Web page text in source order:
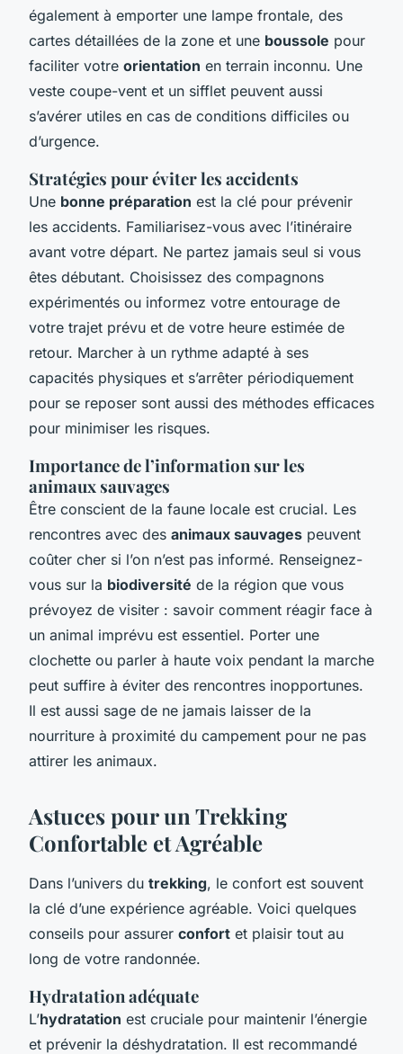
également à emporter une lampe frontale, des
cartes détaillées de la zone et une boussole pour
faciliter votre orientation en terrain inconnu. Une
veste coupe-vent et un sifflet peuvent aussi
s’avérer utiles en cas de conditions difficiles ou
d’urgence.
Stratégies pour éviter les accidents
Une bonne préparation est la clé pour prévenir
les accidents. Familiarisez-vous avec l’itinéraire
avant votre départ. Ne partez jamais seul si vous
êtes débutant. Choisissez des compagnons
expérimentés ou informez votre entourage de
votre trajet prévu et de votre heure estimée de
retour. Marcher à un rythme adapté à ses
capacités physiques et s’arrêter périodiquement
pour se reposer sont aussi des méthodes efficaces
pour minimiser les risques.
Importance de l’information sur les
animaux sauvages
Être conscient de la faune locale est crucial. Les
rencontres avec des animaux sauvages peuvent
coûter cher si l’on n’est pas informé. Renseignez-
vous sur la biodiversité de la région que vous
prévoyez de visiter : savoir comment réagir face à
un animal imprévu est essentiel. Porter une
clochette ou parler à haute voix pendant la marche
peut suffire à éviter des rencontres inopportunes.
Il est aussi sage de ne jamais laisser de la
nourriture à proximité du campement pour ne pas
attirer les animaux.
Astuces pour un Trekking
Confortable et Agréable
Dans l’univers du trekking, le confort est souvent
la clé d’une expérience agréable. Voici quelques
conseils pour assurer confort et plaisir tout au
long de votre randonnée.
Hydratation adéquate
L’hydratation est cruciale pour maintenir l’énergie
et prévenir la déshydratation. Il est recommandé